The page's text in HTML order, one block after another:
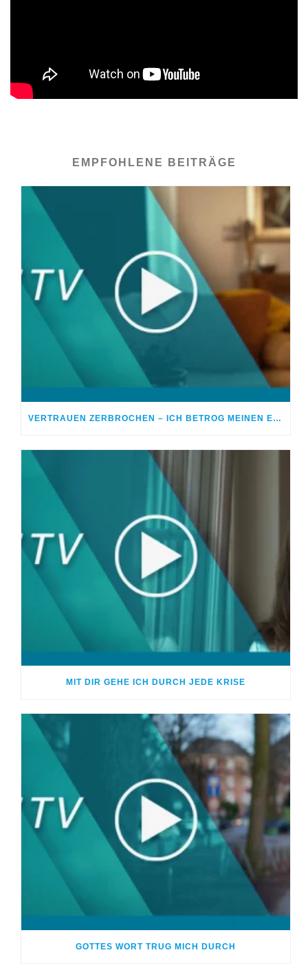
EMPFOHLENE BEITRÄGE
VERTRAUEN ZERBROCHEN – ICH BETROG MEINEN EHEPARTNER
MIT DIR GEHE ICH DURCH JEDE KRISE
GOTTES WORT TRUG MICH DURCH